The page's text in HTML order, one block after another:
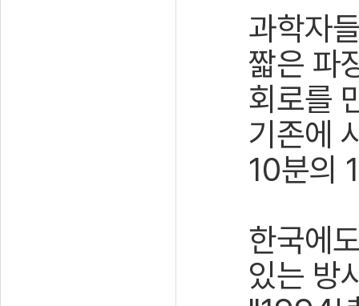
과학자
짧은 파
회로를
기존에
10분의
한국에
있는 방